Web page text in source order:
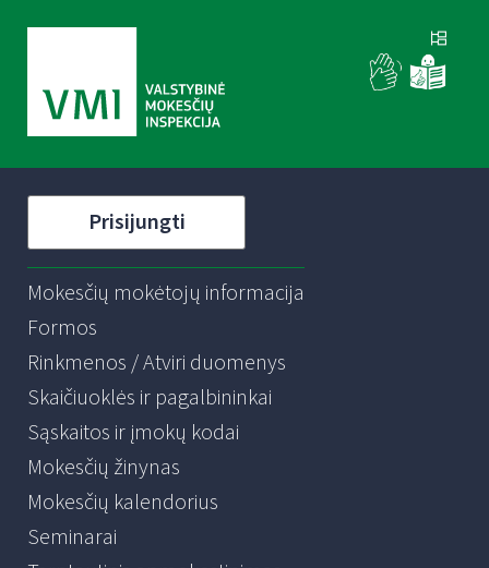
Prisijungti
Mokesčių mokėtojų informacija
Formos
Rinkmenos / Atviri duomenys
Skaičiuoklės ir pagalbininkai
Sąskaitos ir įmokų kodai
Mokesčių žinynas
Mokesčių kalendorius
Seminarai